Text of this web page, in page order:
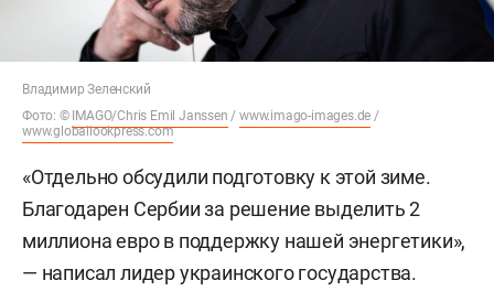
Владимир Зеленский
Фото: © IMAGO/Chris Emil Janssen /www.imago-images.de /
www.globallookpress.com
«Отдельно обсудили подготовку к этой зиме.
Благодарен Сербии за решение выделить 2
миллиона евро в поддержку нашей энергетики»,
— написал лидер украинского государства.